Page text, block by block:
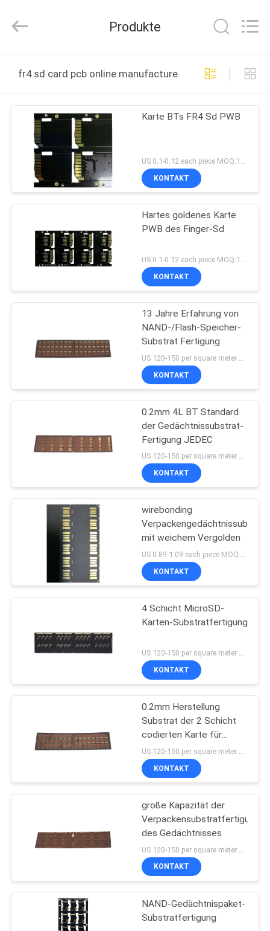
HAUS
PRODUKTE
ÜBER
FABRIK-
QUALITÄTSKONTROLLE
TRETEN
VERBINDUNG
NACHRICHTEN
SIE EIN
ZITAT
SITEMAP
PRIVACY
Co.,Ltd..
Produkte
fr4 sd card pcb online manufacture
Karte BTs FR4 Sd PWB
US 0.1-0.12 each piece MOQ:1000pieces
KONTAKT
Hartes goldenes Karte
PWB des Finger-Sd
KONTAKT
13 Jahre Erfahrung von
NAND-/Flash-Speicher-
Substrat Fertigung
KONTAKT
0.2mm 4L BT Standard
der Gedächtnissubstrat-
Fertigung JEDEC
US 120-150 per square meter MOQ:1 Quadratmeter
KONTAKT
wirebonding
Verpackengedächtnissubstrat
mit weichem Vergolden
US 0.89-1.09 each piece MOQ:1 Quadratmeter
KONTAKT
4 Schicht MicroSD-
Karten-Substratfertigung
KONTAKT
0.2mm Herstellung
Substrat der 2 Schicht
codierten Karte für
Capsulation
KONTAKT
große Kapazität der
Verpackensubstratfertigung
des Gedächtnisses
KONTAKT
NAND-Gedächtnispaket-
Substratfertigung